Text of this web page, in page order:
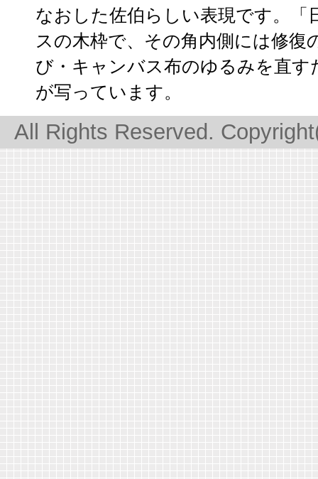
なおした佐伯らしい表現です。
スの木枠で、その角内側には修
び・キャンバス布のゆるみを直
が写っています。
All Rights Reserved.